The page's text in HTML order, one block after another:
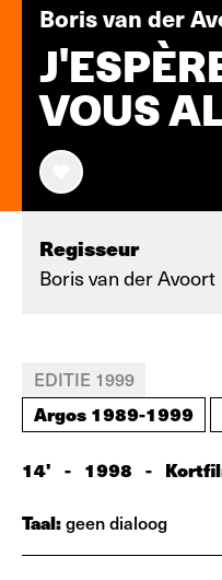
Boris van der
VOUS
Regisseur
Boris van der Avoort
EDITIE 1999
Argos 1989-1999
14' - 1998 -
Taal:geen dialoog